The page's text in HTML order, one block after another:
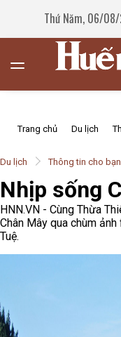
Thứ Năm, 06/
Trang chủ Du lịch
Du lịch Thông tin cho bạn
Nhịp sống
HNN.VN - Cùng Thừa
Chân Mây qua chùm
Tuệ.